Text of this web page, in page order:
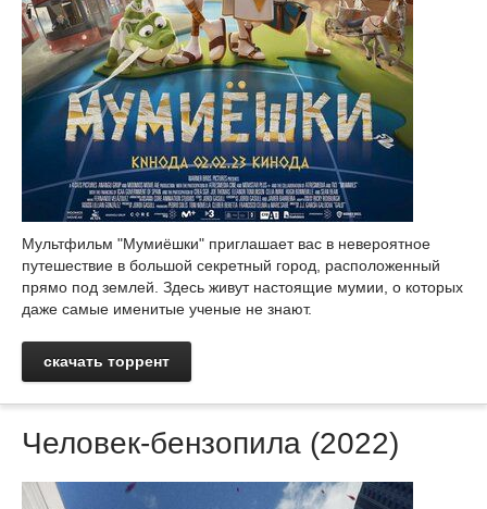
Мультфильм "Мумиёшки" приглашает вас в невероятное
путешествие в большой секретный город, расположенный
прямо под землей. Здесь живут настоящие мумии, о которых
даже самые именитые ученые не знают.
скачать торрент
Человек-бензопила (2022)